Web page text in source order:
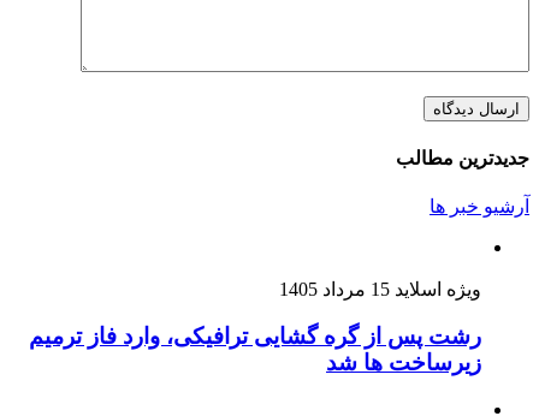
جدیدترین مطالب
آرشیو خبر ها
ویژه اسلاید 15 مرداد 1405
رشت پس از گره گشایی ترافیکی، وارد فاز ترمیم
زیرساخت ها شد